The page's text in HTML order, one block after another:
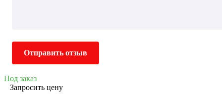
Отправить отзыв
Под заказ
Запросить цену